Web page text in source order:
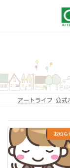
アートライフ 公式
お知ら